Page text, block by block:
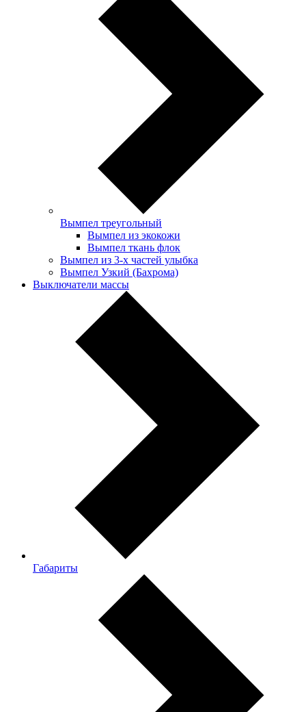
Вымпел треугольный
Вымпел из экокожи
Вымпел ткань флок
Вымпел из 3-х частей улыбка
Вымпел Узкий (Бахрома)
Выключатели массы
Габариты